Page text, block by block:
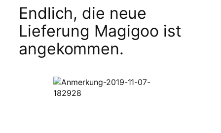
Endlich, die neue
Lieferung Magigoo ist
angekommen.